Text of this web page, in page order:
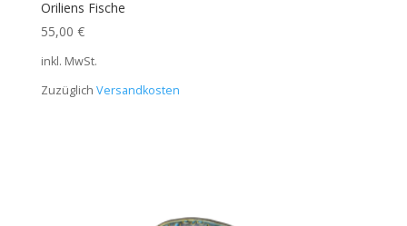
Oriliens Fische
55,00 €
inkl. MwSt.
Zuzüglich Versandkosten